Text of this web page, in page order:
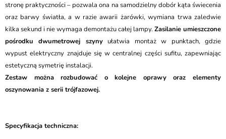
stronę praktyczności – pozwala ona na samodzielny dobór kąta świecenia
oraz barwy światła, a w razie awarii żarówki, wymiana trwa zaledwie
kilka sekund i nie wymaga demontażu całej lampy.Zasilanie umieszczone
pośrodku dwumetrowej szynyułatwia montaż w punktach, gdzie
wypust elektryczny znajduje się w centralnej części sufitu, zapewniając
estetyczną symetrię instalacji.
Zestaw można rozbudować o kolejne oprawy oraz elementy
oszynowania z serii trójfazowej.
Specyfikacja techniczna: